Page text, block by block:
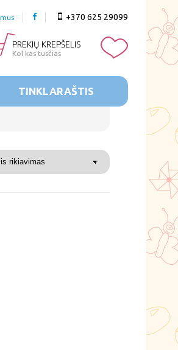
+370 625 29099
PREKIŲ KREPŠELIS
Kol kas tusčias
TINKLARAŠTIS